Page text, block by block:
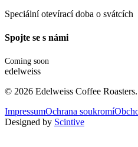
Speciální otevírací doba o svátcích
Spojte se s námi
Coming soon
edelweiss
© 2026 Edelweiss Coffee
ImpressumOchrana soukromí
Designed by Scintive